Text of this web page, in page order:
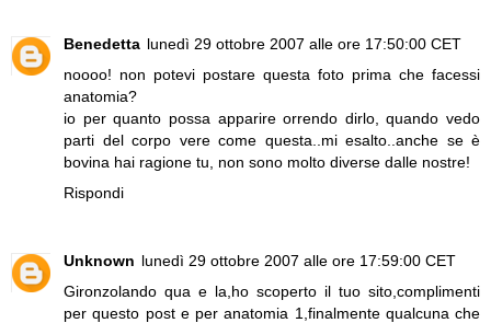
Benedetta lunedì 29 ottobre 2007 alle ore 17:50:00 CET
noooo! non potevi postare questa foto prima che facessi
anatomia?
io per quanto possa apparire orrendo dirlo, quando vedo
parti del corpo vere come questa..mi esalto..anche se è
bovina hai ragione tu, non sono molto diverse dalle nostre!
Rispondi
Unknown lunedì 29 ottobre 2007 alle ore 17:59:00 CET
Gironzolando qua e la,ho scoperto il tuo sito,complimenti
per questo post e per anatomia 1,finalmente qualcuna che